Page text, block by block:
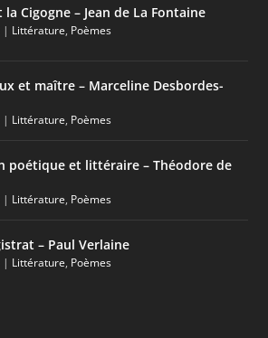
la Cigogne – Jean de La Fontaine
| Littérature, Poèmes
et maître – Marceline Desbordes-
| Littérature, Poèmes
poétique et littéraire – Théodore de
| Littérature, Poèmes
– Paul Verlaine
| Littérature, Poèmes